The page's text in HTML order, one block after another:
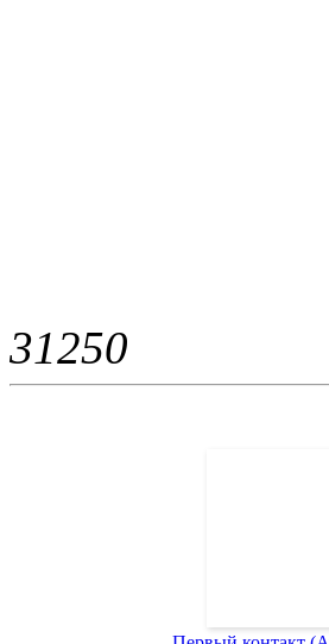
31250